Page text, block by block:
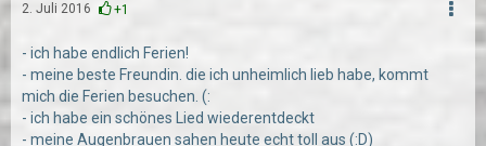
2. Juli 2016 +1
- ich habe endlich Ferien!
- meine beste Freundin. die ich unheimlich lieb habe, kommt
mich die Ferien besuchen. (:
- ich habe ein schönes Lied wiederentdeckt
- meine Augenbrauen sahen heute echt toll aus (:D)